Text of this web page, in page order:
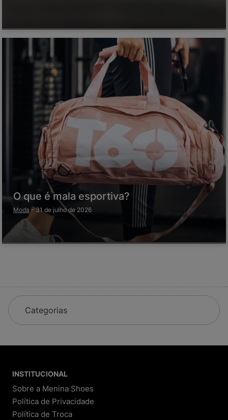
O que é mala esportiva?
Moda - 31 de julho de 2026
Categorias
INSTITUCIONAL
Sobre a Menina Shoes
Política de Privacidade
Política de Troca